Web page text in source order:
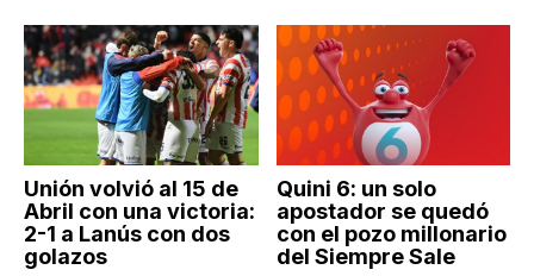
Unión volvió al 15 de
Abril con una victoria:
2-1 a Lanús con dos
golazos
Quini 6: un solo
apostador se quedó
con el pozo millonario
del Siempre Sale